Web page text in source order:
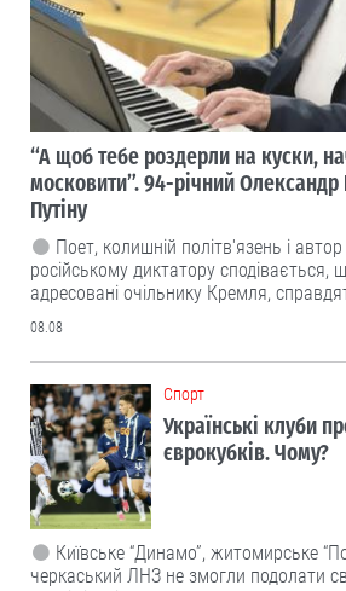
“А щоб тебе роздерли на куски,
московити”. 94-річний
Путіну
Поет, колишній політв'язень і
російському диктатору
адресовані очільнику Кремля,
08.08
Cпорт
Українські клуби
єврокубків. Чому?
Київське “Динамо”, житомирське
черкаський ЛНЗ не змогли подолати